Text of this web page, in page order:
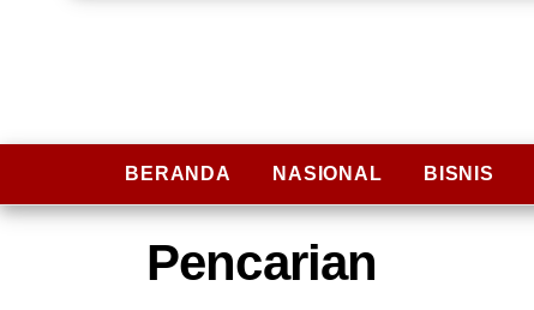
BERANDA NASIONAL BISNIS
Pencarian